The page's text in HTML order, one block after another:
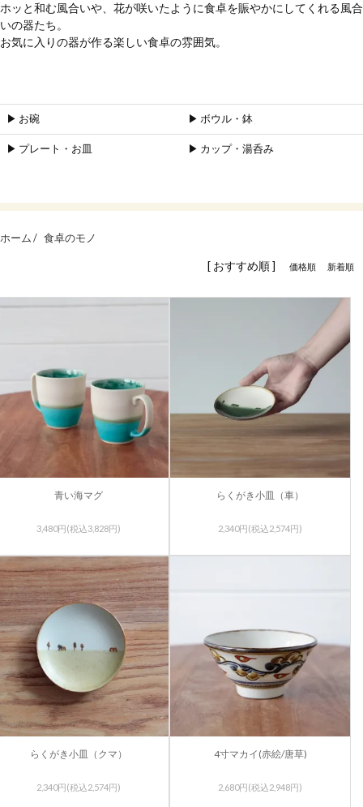
ホッと和む風合いや、花が咲いたように食卓を賑やかにしてくれる風合
いの器たち。
お気に入りの器が作る楽しい食卓の雰囲気。
▶︎ お碗 ▶︎ ボウル・鉢
▶︎ プレート・お皿 ▶︎ カップ・湯呑み
ホーム / 食卓のモノ
[ おすすめ順 ] 価格順 新着順
青い海マグ
3,480円(税込3,828円)
らくがき小皿（車）
2,340円(税込2,574円)
らくがき小皿（クマ）
2,340円(税込2,574円)
4寸マカイ(赤絵/唐草)
2,680円(税込2,948円)